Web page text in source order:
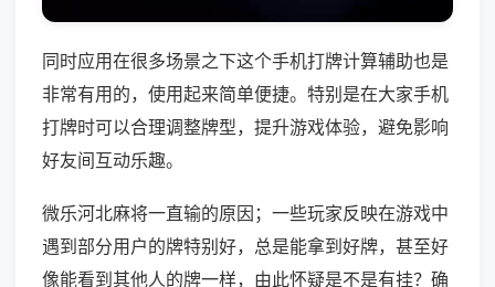
同时应用在很多场景之下这个手机打牌计算辅助也是
非常有用的，使用起来简单便捷。特别是在大家手机
打牌时可以合理调整牌型，提升游戏体验，避免影响
好友间互动乐趣。
微乐河北麻将一直输的原因；一些玩家反映在游戏中
遇到部分用户的牌特别好，总是能拿到好牌，甚至好
像能看到其他人的牌一样，由此怀疑是不是有挂？确